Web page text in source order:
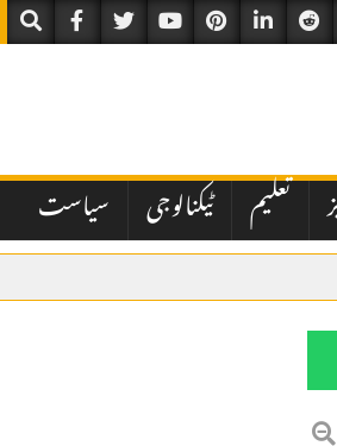
تعلیم ٹیکنالوجی سیاست
شہباز شریف اور ترک صدر رجب طیب اردوان نے شرکت کی۔